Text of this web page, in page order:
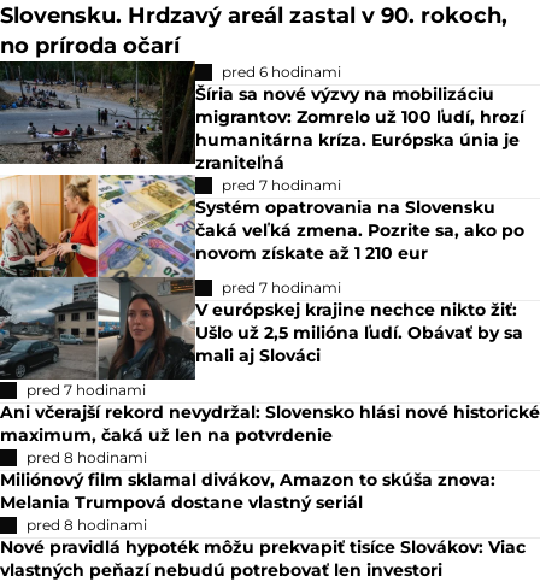
Slovensku. Hrdzavý areál zastal v 90. rokoch,
no príroda očarí
pred 6 hodinami
Šíria sa nové výzvy na mobilizáciu
migrantov: Zomrelo už 100 ľudí, hrozí
humanitárna kríza. Európska únia je
zraniteľná
pred 7 hodinami
Systém opatrovania na Slovensku
čaká veľká zmena. Pozrite sa, ako po
novom získate až 1 210 eur
pred 7 hodinami
V európskej krajine nechce nikto žiť:
Ušlo už 2,5 milióna ľudí. Obávať by sa
mali aj Slováci
pred 7 hodinami
Ani včerajší rekord nevydržal: Slovensko hlási nové historické
maximum, čaká už len na potvrdenie
pred 8 hodinami
Miliónový film sklamal divákov, Amazon to skúša znova:
Melania Trumpová dostane vlastný seriál
pred 8 hodinami
Nové pravidlá hypoték môžu prekvapiť tisíce Slovákov: Viac
vlastných peňazí nebudú potrebovať len investori